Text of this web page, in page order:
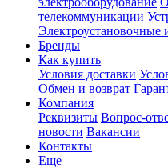
телекоммуникации
Электроустановочные
Бренды
Как купить
Условия доставки
Обмен и возврат
Компания
Реквизиты Вопрос-
новости Вакансии
Контакты
Еще